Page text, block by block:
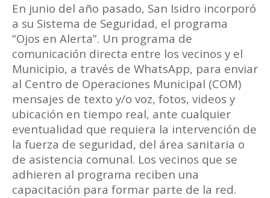
En junio del año pasado, San Isidro incorporó
a su Sistema de Seguridad, el programa
“Ojos en Alerta”. Un programa de
comunicación directa entre los vecinos y el
Municipio, a través de WhatsApp, para enviar
al Centro de Operaciones Municipal (COM)
mensajes de texto y/o voz, fotos, videos y
ubicación en tiempo real, ante cualquier
eventualidad que requiera la intervención de
la fuerza de seguridad, del área sanitaria o
de asistencia comunal. Los vecinos que se
adhieren al programa reciben una
capacitación para formar parte de la red.